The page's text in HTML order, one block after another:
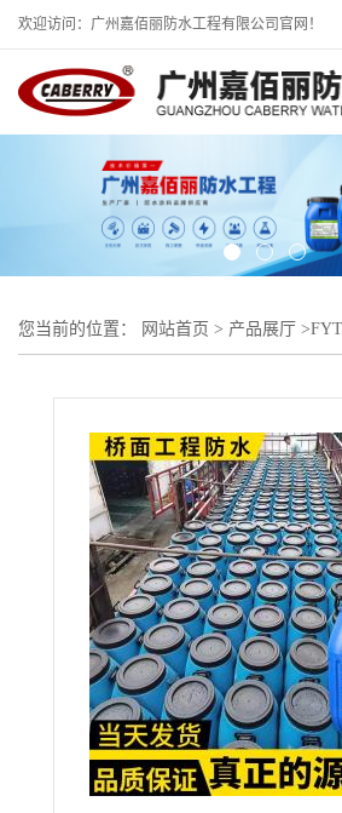
欢迎访问：广州嘉佰丽防水工程有限公司官网！
您当前的位置： 网站首页 > 产品展厅 >